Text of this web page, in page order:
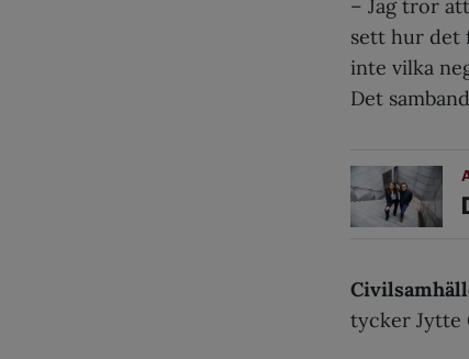
– Jag tror
sett hur det
inte vilka
Det
tycker Jytte